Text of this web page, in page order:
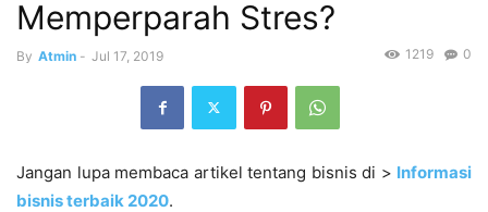
Memperparah Stres?
By Atmin - Jul 17, 2019 0
1219
Jangan lupa membaca artikel tentang bisnis di > Informasi
bisnis terbaik 2020.